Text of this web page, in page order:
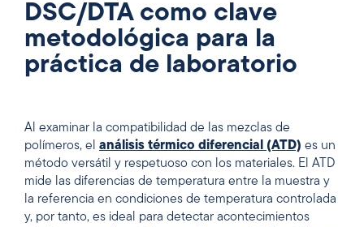
DSC/DTA como clave
metodológica para la
práctica de laboratorio
Al examinar la compatibilidad de las mezclas de
polímeros, el análisis térmico diferencial (ATD) es un
método versátil y respetuoso con los materiales. El ATD
mide las diferencias de temperatura entre la muestra y
la referencia en condiciones de temperatura controlada
y, por tanto, es ideal para detectar acontecimientos